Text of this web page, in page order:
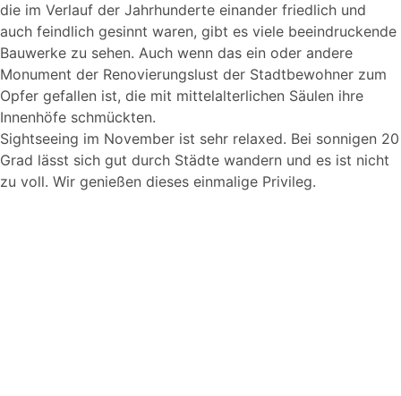
die im Verlauf der Jahrhunderte einander friedlich und
auch feindlich gesinnt waren, gibt es viele beeindruckende
Bauwerke zu sehen. Auch wenn das ein oder andere
Monument der Renovierungslust der Stadtbewohner zum
Opfer gefallen ist, die mit mittelalterlichen Säulen ihre
Innenhöfe schmückten.
Sightseeing im November ist sehr relaxed. Bei sonnigen 20
Grad lässt sich gut durch Städte wandern und es ist nicht
zu voll. Wir genießen dieses einmalige Privileg.